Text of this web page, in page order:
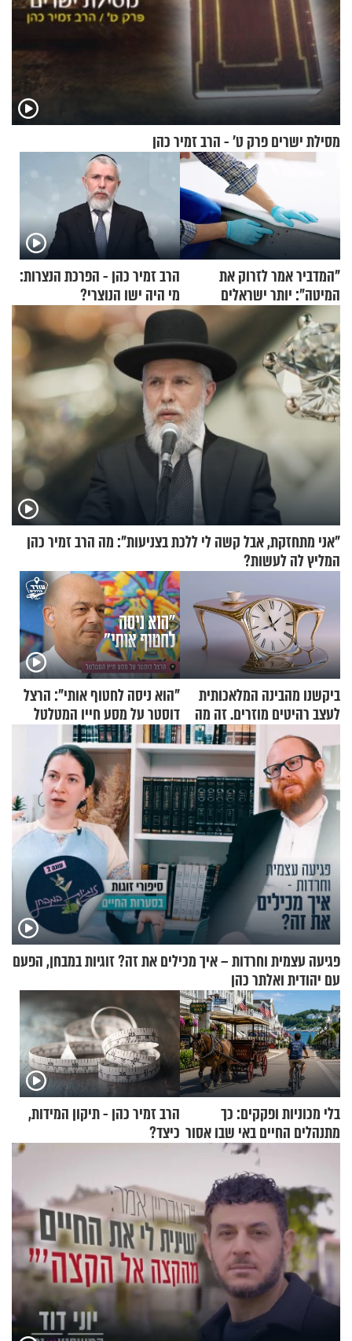
מסילת ישרים פרק ט’ - הרב זמיר כהן
"המדביר אמר לזרוק את
המיטה": יותר ישראלים
מדווחים על מכת פשפשי
המיטה
הרב זמיר כהן - הפרכת הנצרות:
מי היה ישו הנוצרי?
"אני מתחזקת, אבל קשה לי ללכת בצניעות": מה הרב זמיר כהן
המליץ לה לעשות?
ביקשנו מהבינה המלאכותית
לעצב רהיטים מוזרים. זה מה
"הוא ניסה לחטוף אותי": הרצל
דוסטר על מסע חייו המטלטל
פגיעה עצמית וחרדות – איך מכילים את זה? זוגיות במבחן, הפעם
עם יהודית ואלתר כהן
בלי מכוניות ופקקים: כך
מתנהלים החיים באי שבו אסור
לנהוג כבר יותר מ-120 שנה
הרב זמיר כהן - תיקון המידות,
כיצד?